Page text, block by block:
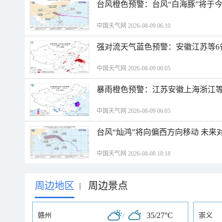
台风橙色预警：台风“白海豚”将于
中国天气网 2026-08-09 06:10
强对流天气蓝色预警：安徽江苏等
中国天气网 2026-08-09 06:05
暴雨橙色预警：江苏安徽上海浙江
中国天气网 2026-08-09 06:05
台风“灿鸿”将向偏西方向移动 未来
中国天气网 2026-08-08 18:18
周边地区 | 周边景点
赣州 / 35/27°C 崇义